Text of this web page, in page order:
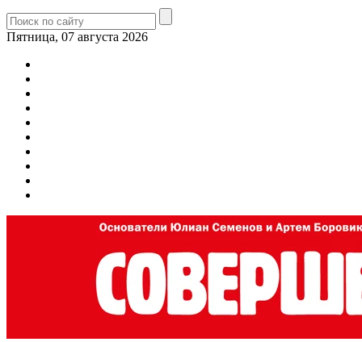
Пятница, 07 августа 2026